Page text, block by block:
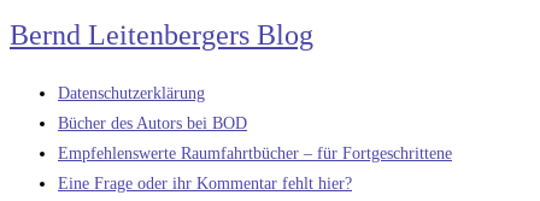
Zum
Inhalt
springen
Bernd Leitenbergers Blog
Datenschutzerklärung
Bücher des Autors bei BOD
Empfehlenswerte Raumfahrtbücher – für Fortgeschrittene
Eine Frage oder ihr Kommentar fehlt hier?